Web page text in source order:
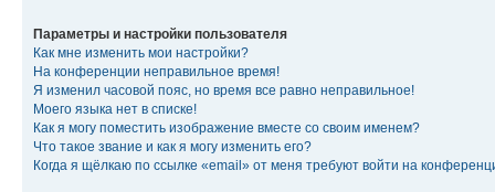
Параметры и настройки пользователя
Как мне изменить мои настройки?
На конференции неправильное время!
Я изменил часовой пояс, но время все равно неправильное!
Моего языка нет в списке!
Как я могу поместить изображение вместе со своим именем?
Что такое звание и как я могу изменить его?
Когда я щёлкаю по ссылке «email» от меня требуют войти на